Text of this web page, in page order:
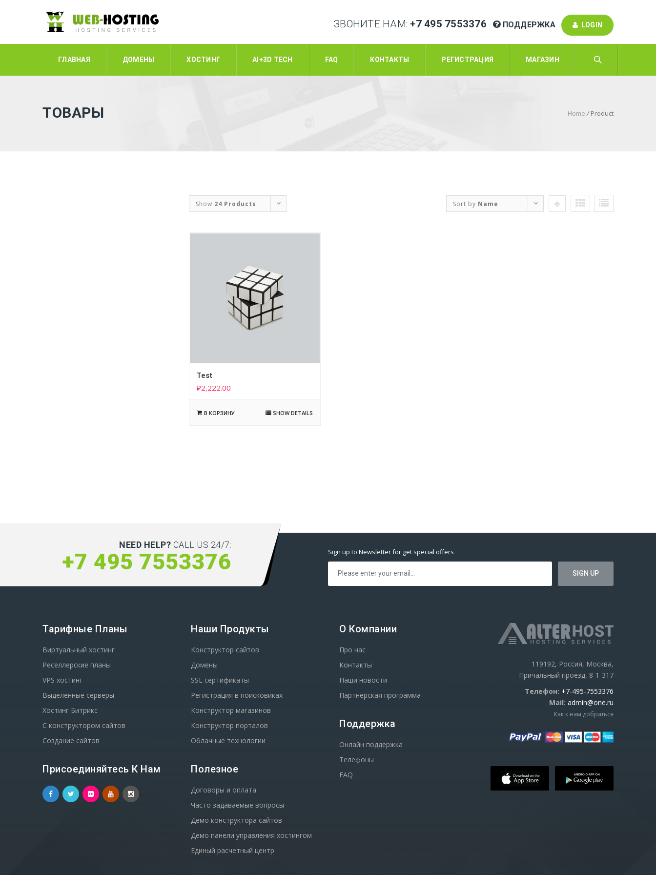
ЗВОНИТЕ НАМ:+7 495 7553376 ПОДДЕРЖКА LOGIN
ГЛАВНАЯ ДОМЕНЫ ХОСТИНГ AI+3D TECH FAQ КОНТАКТЫ РЕГИСТРАЦИЯ МАГАЗИН
ТОВАРЫ Home /Product
Sort by Name
Show 24 Products
Test
₽2,222.00
В КОРЗИНУ SHOW DETAILS
NEED HELP? CALL US 24/7:
+7 495 7553376 Sign up to Newsletter for get special offers
Тарифные Планы
Виртуальный хостинг
Реселлерские планы
VPS хостинг
Выделенные серверы
Хостинг Битрикс
С конструктором сайтов
Создание сайтов
Присоединяйтесь К Нам
Наши Продукты
Конструктор сайтов
Домены
SSL сертификаты
Регистрация в поисковиках
Конструктор магазинов
Конструктор порталов
Облачные технологии
Полезное
Договоры и оплата
Часто задаваемые вопросы
Демо конструктора сайтов
Демо панели управления хостингом
Единый расчетный центр
О Компании
Про нас
Контакты
Наши новости
Партнерская программа
Поддержка
Онлайн поддержка
Телефоны
FAQ
119192, Россия, Москва,
Причальный проезд, 8-1-317
Телефон: +7-495-7553376
Mail: admin@one.ru
Как к нам добраться